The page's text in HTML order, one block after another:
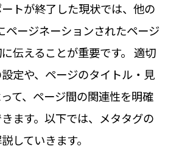
トが終了した現状では、他の
ページネーションされたページ
伝えることが重要です。 適切
定や、ページのタイトル・見
て、ページ間の関連性を明確
ます。以下では、メタタグの
していきます。